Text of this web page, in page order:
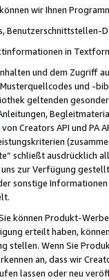
wir Ihnen
Benutzerschnittstellen-
in
und dem Zugriff
Musterquellcodes und
geltenden
Creators API und PA
schließt ausdrücklich
zur Verfügung
sonstige
können Produkt-
erteilt haben,
stellen. Wenn Sie
an, dass wir
lassen oder neu